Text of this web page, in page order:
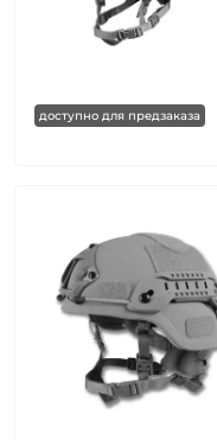
доступно для предзаказа